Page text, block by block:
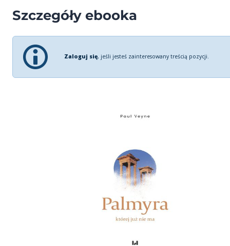
Szczegóły ebooka
Zaloguj się, jeśli jesteś zainteresowany treścią pozycji.